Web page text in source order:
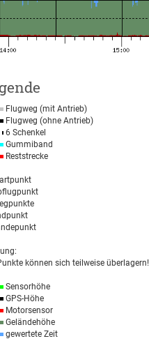
Flugweg (mit Antrieb)
Flugweg (ohne Antrieb)
6 Schenkel
Gummiband
Reststrecke
können sich teilweise überlagern!
Sensorhöhe
GPS-Höhe
Motorsensor
Geländehöhe
gewertete Zeit